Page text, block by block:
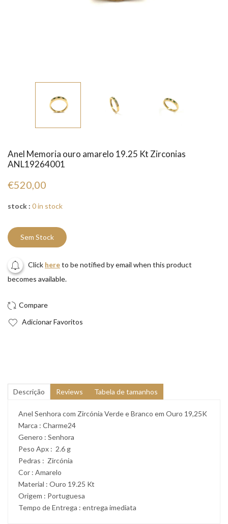
Anel Memoria ouro amarelo 19.25 Kt Zirconias
ANL19264001
€520,00
stock : 0 in stock
Sem Stock
Click hereto be notified by email when this product
becomes available.
Adicionar Favoritos
Descrição Reviews Tabela de tamanhos
Anel Senhora com Zircónia Verde e Branco em Ouro 19,25K
Marca : Charme24
Genero : Senhora
Peso Apx : 2.6 g
Pedras : Zircónia
Cor : Amarelo
Material : Ouro 19.25 Kt
Origem : Portuguesa
Tempo de Entrega : entrega imediata